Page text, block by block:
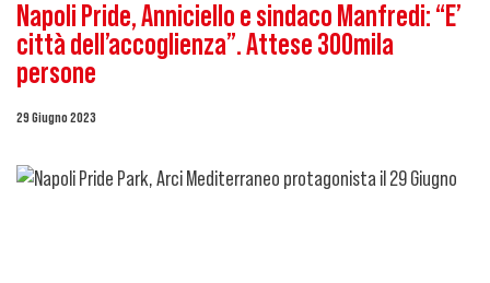
Napoli Pride, Anniciello e sindaco Manfredi: “E’
città dell’accoglienza”. Attese 300mila
persone
29 Giugno 2023